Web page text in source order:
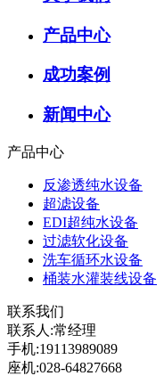
产品中心
成功案例
新闻中心
产品中心
反渗透纯水设备
超滤设备
EDI超纯水设备
过滤软化设备
洗车循环水设备
桶装水灌装线设备
联系我们
联系人:常经理
手机:19113989089
座机:028-64827668